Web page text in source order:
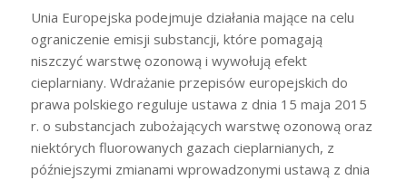
Unia Europejska podejmuje działania mające na celu
ograniczenie emisji substancji, które pomagają
niszczyć warstwę ozonową i wywołują efekt
cieplarniany. Wdrażanie przepisów europejskich do
prawa polskiego reguluje ustawa z dnia 15 maja 2015
r. o substancjach zubożających warstwę ozonową oraz
niektórych fluorowanych gazach cieplarnianych, z
późniejszymi zmianami wprowadzonymi ustawą z dnia